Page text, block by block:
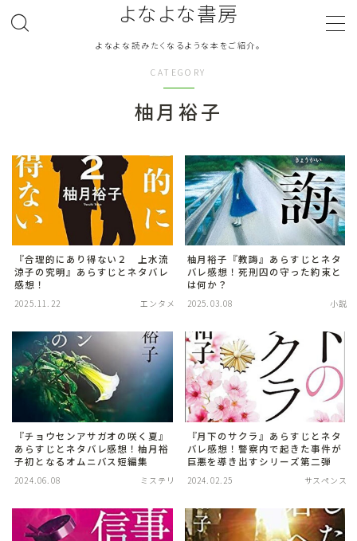
よなよな書房
よなよな読みたくなるような本をご紹介。
Genre
ランキング Ranking
作者別おすすめ Author
評価 Evaluation
Good Reading
音楽 Music
CATEGORY
柚月裕子
『合理的にあり得ない２ 上水流
涼子の究明』あらすじとネタバレ
感想！
2025.11.22 エンタメ
柚月裕子『教誨』あらすじとネタ
バレ感想！死刑囚の守った約束と
は何か？
2025.03.08 小説
『チョウセンアサガオの咲く夏』
あらすじとネタバレ感想！柚月裕
子初となるオムニバス短編集
2024.06.08 ミステリ
『月下のサクラ』あらすじとネタ
バレ感想！警察内で起きた事件が
巨悪を導き出すシリーズ第二弾
2024.02.25 サスペンス